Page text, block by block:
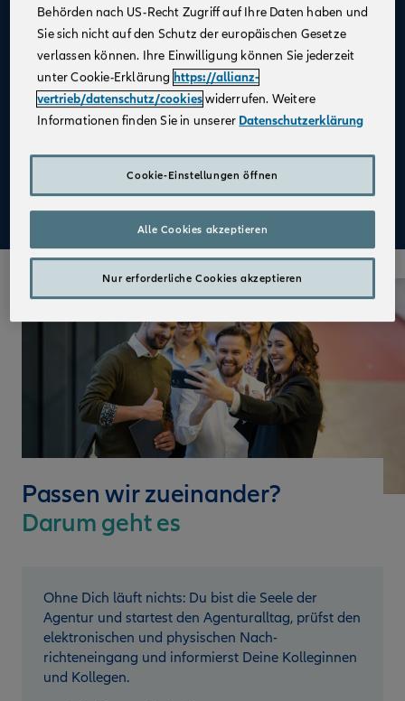
Deine Vorteile
im Vertrieb der Allianz
Attraktive Festbezüge in Voll- und Teilzeit
Einen erfolgreichen Start in Deinen neuen Job und
eine praxisnahe Ausbildung mit der Sicherheit von
vollen Bezügen
Passen wir zueinander?
Darum geht es
Ohne Dich läuft nichts: Du bist die Seele der
Agentur und startest den Agenturalltag, prüfst den
elektronischen und physischen Nach­
richteneingang und informierst Deine Kolleginnen
und Kollegen.
Behörden nach US-Recht Zugriff auf Ihre Daten haben und
Sie sich nicht auf den Schutz der europäischen Gesetze
verlassen können. Ihre Einwilligung können Sie jederzeit
unter Cookie-Erklärung https://allianz-
vertrieb/datenschutz/cookieswiderrufen. Weitere
Informationen finden Sie in unserer Datenschutzerklärung
Cookie-Einstellungen öffnen
Nur erforderliche Cookies akzeptieren
Alle Cookies akzeptieren